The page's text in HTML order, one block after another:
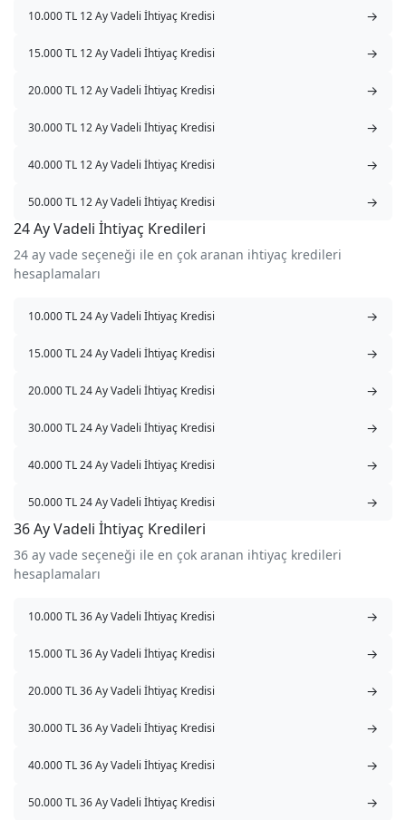
10.000 TL 12 Ay Vadeli İhtiyaç Kredisi →
15.000 TL 12 Ay Vadeli İhtiyaç Kredisi →
20.000 TL 12 Ay Vadeli İhtiyaç Kredisi →
30.000 TL 12 Ay Vadeli İhtiyaç Kredisi →
40.000 TL 12 Ay Vadeli İhtiyaç Kredisi →
50.000 TL 12 Ay Vadeli İhtiyaç Kredisi →
24 Ay Vadeli İhtiyaç Kredileri
24 ay vade seçeneği ile en çok aranan ihtiyaç kredileri
hesaplamaları
10.000 TL 24 Ay Vadeli İhtiyaç Kredisi →
15.000 TL 24 Ay Vadeli İhtiyaç Kredisi →
20.000 TL 24 Ay Vadeli İhtiyaç Kredisi →
30.000 TL 24 Ay Vadeli İhtiyaç Kredisi →
40.000 TL 24 Ay Vadeli İhtiyaç Kredisi →
50.000 TL 24 Ay Vadeli İhtiyaç Kredisi →
36 Ay Vadeli İhtiyaç Kredileri
36 ay vade seçeneği ile en çok aranan ihtiyaç kredileri
hesaplamaları
10.000 TL 36 Ay Vadeli İhtiyaç Kredisi →
15.000 TL 36 Ay Vadeli İhtiyaç Kredisi →
20.000 TL 36 Ay Vadeli İhtiyaç Kredisi →
30.000 TL 36 Ay Vadeli İhtiyaç Kredisi →
40.000 TL 36 Ay Vadeli İhtiyaç Kredisi →
50.000 TL 36 Ay Vadeli İhtiyaç Kredisi →